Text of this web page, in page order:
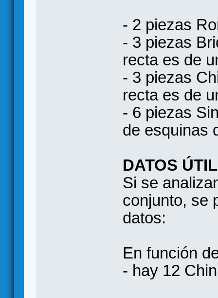
- 2 piezas
- 3 piezas
recta es de
- 3 piezas
recta es de
- 6 piezas
de esquinas
DATOS
Si se
conjunto, se
datos:
En función
- hay 12